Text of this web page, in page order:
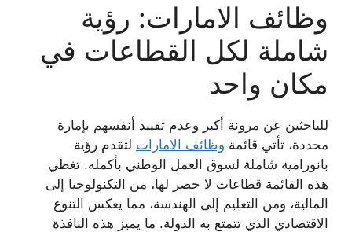
وظائف الامارات: رؤية
شاملة لكل القطاعات في
مكان واحد
للباحثين عن مرونة أكبر وعدم تقييد أنفسهم بإمارة
محددة، تأتي قائمة وظائف الاماراتلتقدم رؤية
بانورامية شاملة لسوق العمل الوطني بأكمله. تغطي
هذه القائمة قطاعات لا حصر لها، من التكنولوجيا إلى
المالية، ومن التعليم إلى الهندسة، مما يعكس التنوع
الاقتصادي الذي تتمتع به الدولة. ما يميز هذه النافذة